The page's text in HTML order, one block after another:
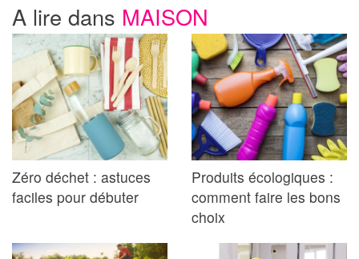
A lire dans MAISON
Zéro déchet : astuces
faciles pour débuter
Produits écologiques :
comment faire les bons
choix